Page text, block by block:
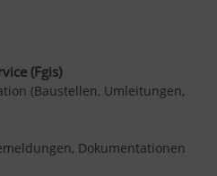
(Fgis)
(Baustellen, Umleitungen,
Dokumentationen